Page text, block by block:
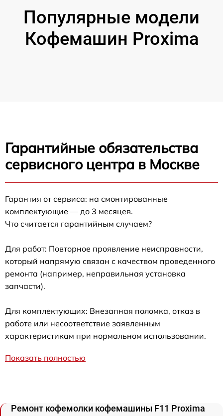
Популярные модели
Кофемашин Proxima
Гарантийные обязательства
сервисного центра в Москве
Гарантия от сервиса: на смонтированные
комплектующие — до 3 месяцев.
Что считается гарантийным случаем?
Для работ: Повторное проявление неисправности,
который напрямую связан с качеством проведенного
ремонта (например, неправильная установка
запчасти).
Для комплектующих: Внезапная поломка, отказ в
работе или несоответствие заявленным
характеристикам при нормальном использовании.
Показать полностью
Ремонт кофемолки кофемашины F11 Proxima